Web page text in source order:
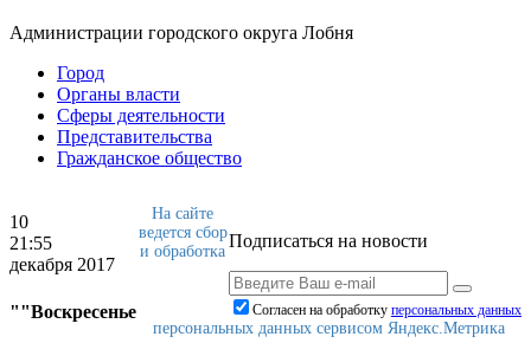
Администрации городского округа Лобня
Город
Органы власти
Сферы деятельности
Представительства
Гражданское общество
10
21:55
декабря 2017
""Воскресенье
Подписаться на новости
Согласен на обработку персональныx данных
На сайте
ведется сбор
и обработка
персональных данных сервисом Яндекс.Метрика